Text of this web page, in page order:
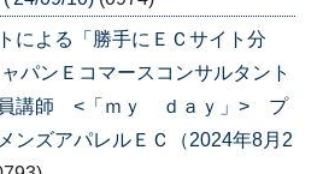
による「勝手にＥＣサイト分
パンＥコマースコンサルタント
講師 <「ｍｙ ｄａｙ」> プ
ンズアパレルＥＣ（2024年8月2